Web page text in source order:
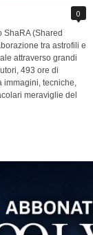
0
(Shared
tra astrofili e
attraverso grandi
493 ore di
immagini, tecniche,
meraviglie del